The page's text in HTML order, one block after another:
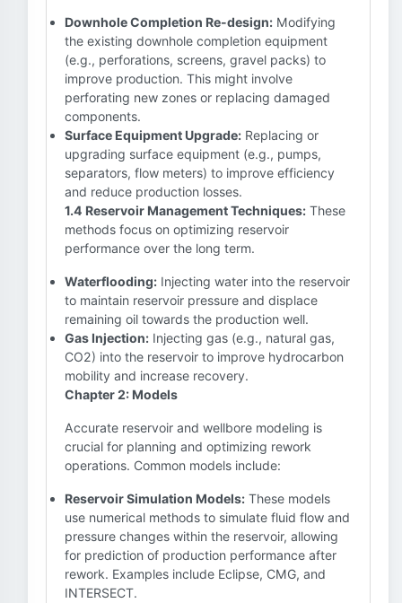
Downhole Completion Re-design: Modifying
the existing downhole completion equipment
(e.g., perforations, screens, gravel packs) to
improve production. This might involve
perforating new zones or replacing damaged
components.
Surface Equipment Upgrade: Replacing or
upgrading surface equipment (e.g., pumps,
separators, flow meters) to improve efficiency
and reduce production losses.
1.4 Reservoir Management Techniques: These
methods focus on optimizing reservoir
performance over the long term.
Waterflooding: Injecting water into the reservoir
to maintain reservoir pressure and displace
remaining oil towards the production well.
Gas Injection: Injecting gas (e.g., natural gas,
CO2) into the reservoir to improve hydrocarbon
mobility and increase recovery.
Chapter 2: Models
Accurate reservoir and wellbore modeling is
crucial for planning and optimizing rework
operations. Common models include:
Reservoir Simulation Models: These models
use numerical methods to simulate fluid flow and
pressure changes within the reservoir, allowing
for prediction of production performance after
rework. Examples include Eclipse, CMG, and
INTERSECT.